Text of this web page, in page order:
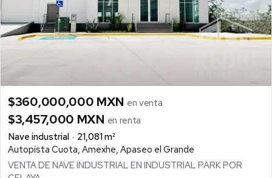
$360,000,000 MXN en venta
$3,457,000 MXN en renta
Nave industrial
21,081 m²
Autopista Cuota, Amexhe, Apaseo el Grande
VENTA DE NAVE INDUSTRIAL EN INDUSTRIAL PARK POR